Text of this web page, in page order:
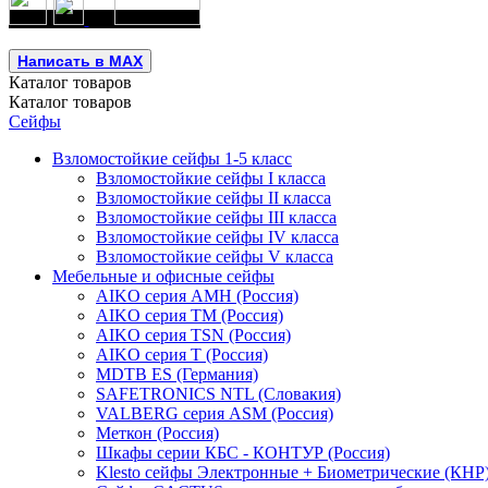
Написать в MAX
Каталог товаров
Каталог товаров
Сейфы
Взломостойкие сейфы 1-5 класс
Взломостойкие сейфы I класса
Взломостойкие сейфы II класса
Взломостойкие сейфы III класса
Взломостойкие сейфы IV класса
Взломостойкие сейфы V класса
Мебельные и офисные сейфы
AIKO серия AMH (Россия)
AIKO серия TM (Россия)
AIKO серия TSN (Россия)
AIKO серия Т (Россия)
MDTB ES (Германия)
SAFETRONICS NTL (Словакия)
VALBERG серия ASM (Россия)
Меткон (Россия)
Шкафы серии КБС - КОНТУР (Россия)
Klesto сейфы Электронные + Биометрические